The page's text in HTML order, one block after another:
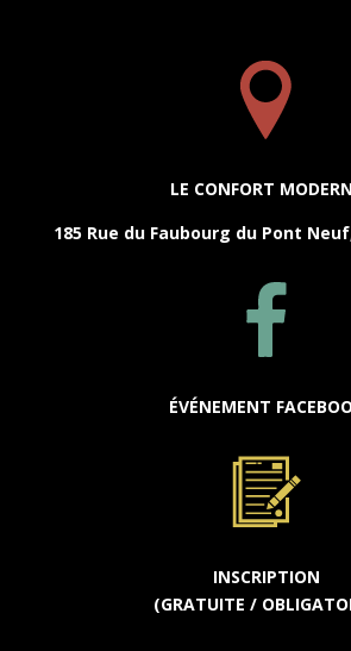
LE CONFORT
185 Rue du Faubourg du Pont
ÉVÉNEMENT
INSCRIPTION
(GRATUITE /